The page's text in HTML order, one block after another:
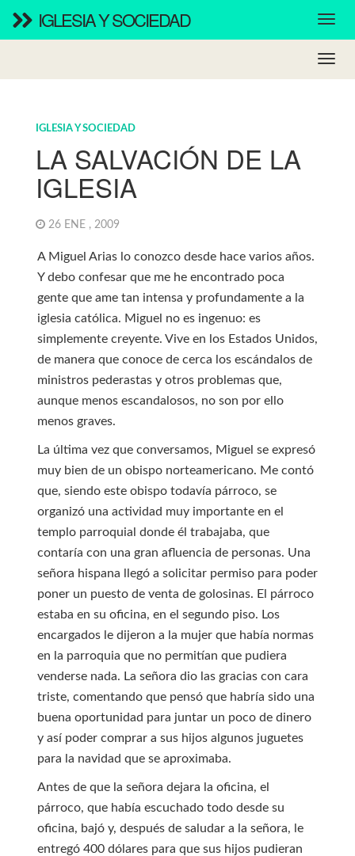
IGLESIA Y SOCIEDAD
IGLESIA Y SOCIEDAD
LA SALVACIÓN DE LA
IGLESIA
26 ENE , 2009
A Miguel Arias lo conozco desde hace varios años.
Y debo confesar que me he encontrado poca
gente que ame tan intensa y profundamente a la
iglesia católica. Miguel no es ingenuo: es
simplemente creyente. Vive en los Estados Unidos,
de manera que conoce de cerca los escándalos de
ministros pederastas y otros problemas que,
aunque menos escandalosos, no son por ello
menos graves.
La última vez que conversamos, Miguel se expresó
muy bien de un obispo norteamericano. Me contó
que, siendo este obispo todavía párroco, se
organizó una actividad muy importante en el
templo parroquial donde él trabajaba, que
contaría con una gran afluencia de personas. Una
señora hispana llegó a solicitar permiso para poder
poner un puesto de venta de golosinas. El párroco
estaba en su oficina, en el segundo piso. Los
encargados le dijeron a la mujer que había normas
en la parroquia que no permitían que pudiera
venderse nada. La señora dio las gracias con cara
triste, comentando que pensó que habría sido una
buena oportunidad para juntar un poco de dinero
y así poder comprar a sus hijos algunos juguetes
para la navidad que se aproximaba.
Antes de que la señora dejara la oficina, el
párroco, que había escuchado todo desde su
oficina, bajó y, después de saludar a la señora, le
entregó 400 dólares para que sus hijos pudieran